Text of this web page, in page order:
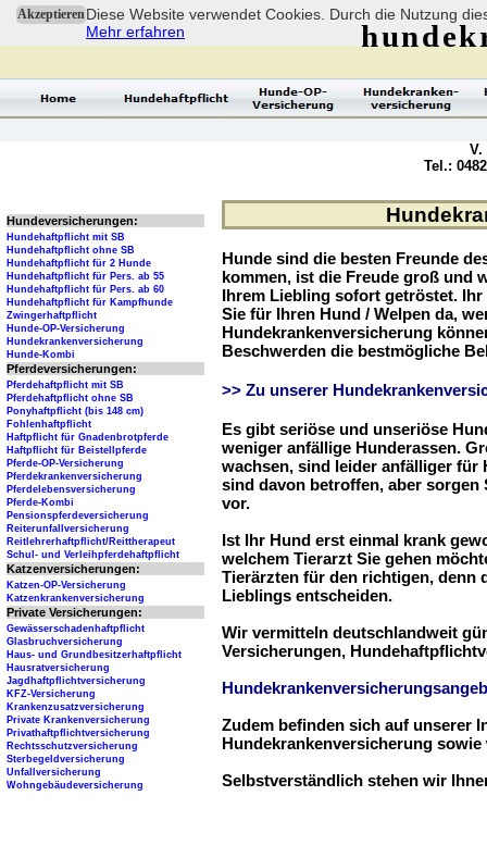
AkzeptierenDiese Website verwendet Cookies. Durch die Nutzung
Mehr erfahren
Hunde sind die besten Freunde
kommen, ist die Freude groß und
Ihrem Liebling sofort getröstet.
Sie für Ihren Hund / Welpen da,
Hundekrankenversicherung
Beschwerden die bestmögliche
>> Zu unserer
Es gibt seriöse und unseriöse
weniger anfällige Hunderassen.
wachsen, sind leider anfälliger für
sind davon betroffen, aber sorgen
vor.
Ist Ihr Hund erst einmal krank
welchem Tierarzt Sie gehen
Tierärzten für den richtigen, denn
Lieblings entscheiden.
Wir vermitteln deutschlandweit
Versicherungen,
Zudem befinden sich auf unserer
Hundekrankenversicherung
Selbstverständlich stehen wir
Hundeversicherungen:
Hundehaftpflicht mit SB
Hundehaftpflicht ohne SB
Hundehaftpflicht für 2 Hunde
Hundehaftpflicht für Pers. ab 55
Hundehaftpflicht für Pers. ab 60
Hundehaftpflicht für Kampfhunde
Zwingerhaftpflicht
Hunde-OP-Versicherung
Hundekrankenversicherung
Hunde-Kombi
Pferdeversicherungen:
Pferdehaftpflicht mit SB
Pferdehaftpflicht ohne SB
Ponyhaftpflicht (bis 148 cm)
Fohlenhaftpflicht
Haftpflicht für Gnadenbrotpferde
Haftpflicht für Beistellpferde
Pferde-OP-Versicherung
Pferdekrankenversicherung
Pferdelebensversicherung
Pferde-Kombi
Pensionspferdeversicherung
Reiterunfallversicherung
Reitlehrerhaftpflicht/Reittherapeut
Schul- und Verleihpferdehaftpflicht
Katzenversicherungen:
Katzen-OP-Versicherung
Katzenkrankenversicherung
Private Versicherungen:
Gewässerschadenhaftpflicht
Glasbruchversicherung
Haus- und Grundbesitzerhaftpflicht
Hausratversicherung
Jagdhaftpflichtversicherung
KFZ-Versicherung
Krankenzusatzversicherung
Private Krankenversicherung
Privathaftpflichtversicherung
Rechtsschutzversicherung
Sterbegeldversicherung
Unfallversicherung
Wohngebäudeversicherung
V.
Tel.: